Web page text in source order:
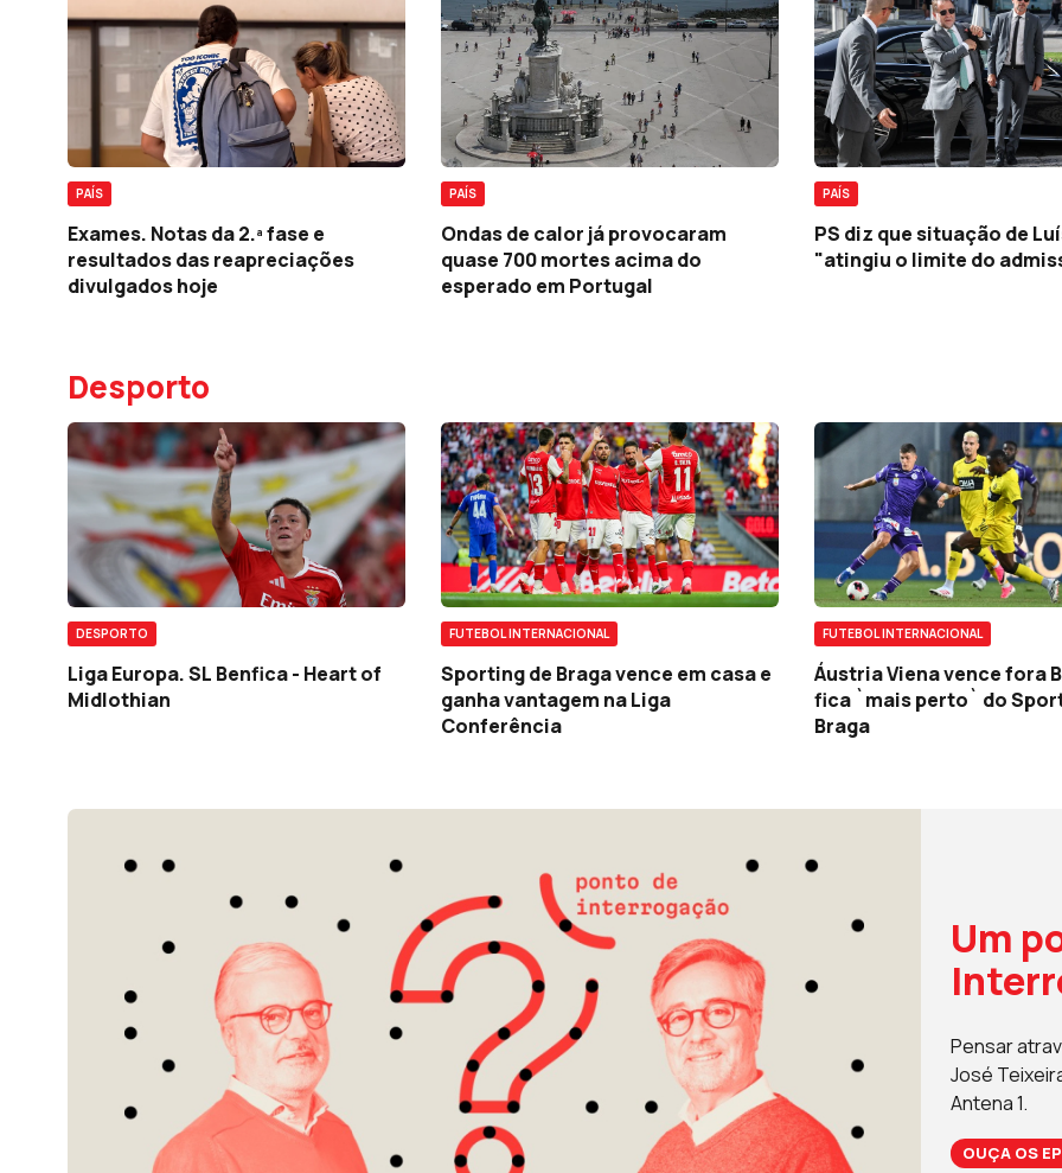
PAÍS
Exames. Notas da 2.ª fase e
resultados das reapreciações
divulgados hoje
PAÍS
Ondas de calor já provocaram
quase 700 mortes acima do
esperado em Portugal
PAÍS
PS diz que situação de
"atingiu o limite do
Desporto
DESPORTO
Liga Europa. SL Benfica - Heart of
Midlothian
FUTEBOL INTERNACIONAL
Sporting de Braga vence em casa e
ganha vantagem na Liga
Conferência
FUTEBOL INTERNACIONAL
Áustria Viena vence fora
fica `mais perto` do
Braga
Um
Pensar
José
Antena 1.
OUÇA OS